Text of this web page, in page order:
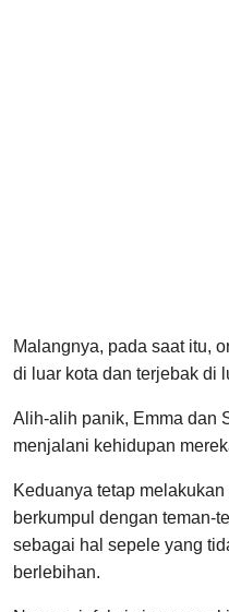
Malangnya, pada saat itu,
di luar kota dan terjebak di
Alih-alih panik, Emma dan
menjalani kehidupan
Keduanya tetap
berkumpul dengan teman-
sebagai hal sepele yang
berlebihan.